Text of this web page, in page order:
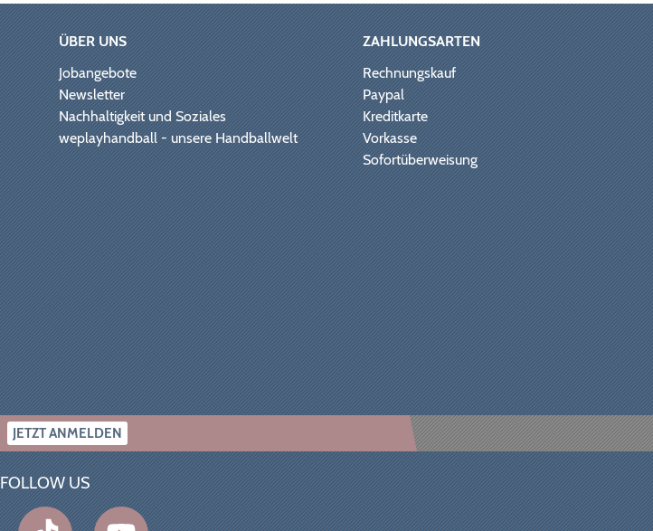
ÜBER UNS
Jobangebote
Newsletter
Nachhaltigkeit und Soziales
weplayhandball - unsere Handballwelt
ZAHLUNGSARTEN
Rechnungskauf
Paypal
Kreditkarte
Vorkasse
Sofortüberweisung
JETZT ANMELDEN
FOLLOW US